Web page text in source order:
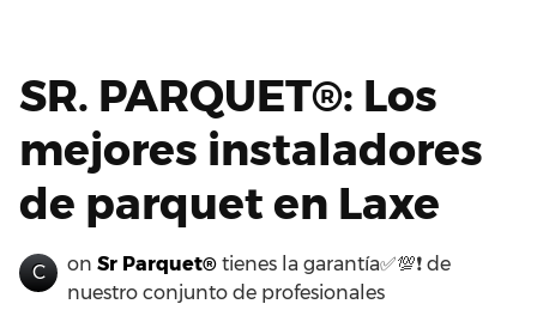
SR. PARQUET®: Los
mejores instaladores
de parquet en Laxe
C on Sr Parquet® tienes la garantía✅💯❗ de
nuestro conjunto de profesionales